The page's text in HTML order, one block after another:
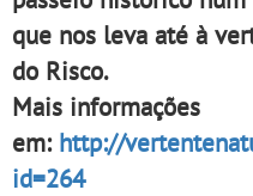
que nos leva até à
do Risco.
Mais informações
em: http://
id=264